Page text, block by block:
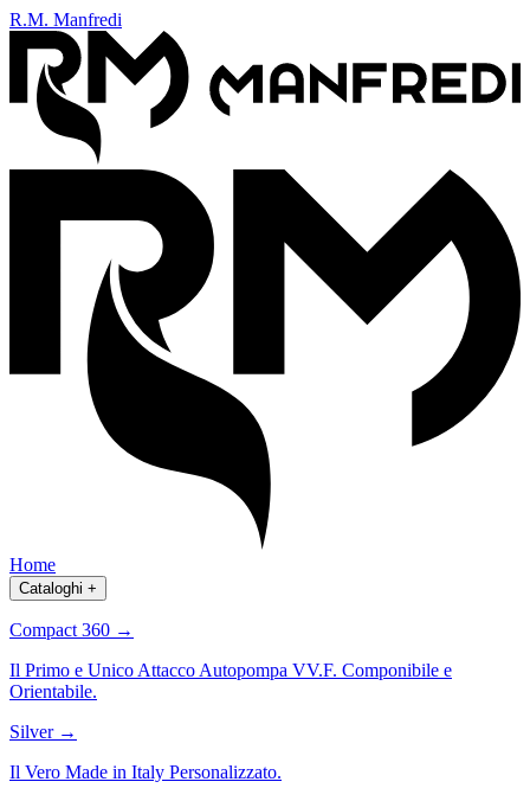
R.M. Manfredi
Home
Cataloghi +
Compact 360 →
Il Primo e Unico Attacco Autopompa VV.F. Componibile e
Orientabile.
Silver →
Il Vero Made in Italy Personalizzato.